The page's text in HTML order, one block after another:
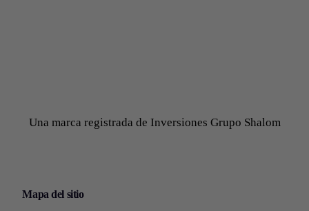
Una marca registrada de Inversiones Grupo Shalom
Mapa del sitio